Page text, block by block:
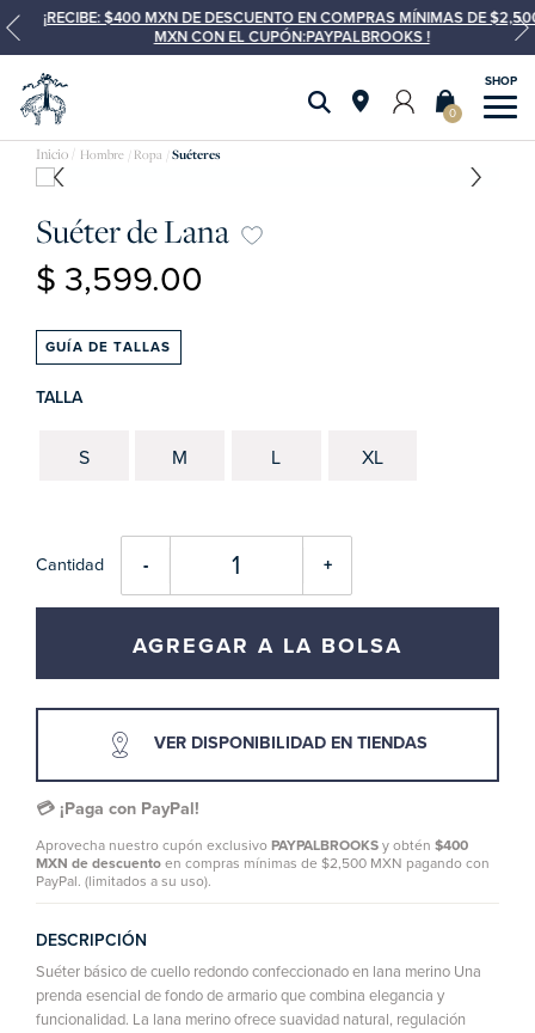
¡RECIBE: $400 MXN DE DESCUENTO EN COMPRAS MÍNIMAS DE $2,500
MXN CON EL CUPÓN:PAYPALBROOKS !
0
Hombre Ropa Suéteres
Suéter de Lana
$ 3,599.00
GUÍA DE TALLAS
TALLA
L
M
S XL
Cantidad +
-
AGREGAR A LA BOLSA
VER DISPONIBILIDAD EN TIENDAS
💳 ¡Paga con PayPal!
Aprovecha nuestro cupón exclusivo PAYPALBROOKS y obtén $400
MXN de descuento en compras mínimas de $2,500 MXN pagando con
PayPal. (limitados a su uso).
DESCRIPCIÓN
Suéter básico de cuello redondo confeccionado en lana merino Una
prenda esencial de fondo de armario que combina elegancia y
funcionalidad. La lana merino ofrece suavidad natural, regulación